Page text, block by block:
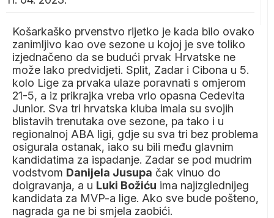
Košarkaško prvenstvo rijetko je kada bilo ovako
zanimljivo kao ove sezone u kojoj je sve toliko
izjednačeno da se budući prvak Hrvatske ne
može lako predvidjeti. Split, Zadar i Cibona u 5.
kolo Lige za prvaka ulaze poravnati s omjerom
21-5, a iz prikrajka vreba vrlo opasna Cedevita
Junior. Sva tri hrvatska kluba imala su svojih
blistavih trenutaka ove sezone, pa tako i u
regionalnoj ABA ligi, gdje su sva tri bez problema
osigurala ostanak, iako su bili među glavnim
kandidatima za ispadanje. Zadar se pod mudrim
vodstvom Danijela Jusupa čak vinuo do
doigravanja, a u Luki Božiću ima najizglednijeg
kandidata za MVP-a lige. Ako sve bude pošteno,
nagrada ga ne bi smjela zaobići.